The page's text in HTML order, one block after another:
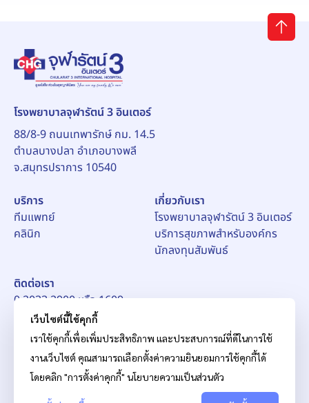
โรงพยาบาลจุฬารัตน์ 3 อินเตอร์
88/8-9 ถนนเทพารักษ์ กม. 14.5
ตำบลบางปลา อำเภอบางพลี
จ.สมุทรปราการ 10540
บริการ
ทีมแพทย์
คลินิก
เกี่ยวกับเรา
โรงพยาบาลจุฬารัตน์ 3 อินเตอร์
บริการสุขภาพสำหรับองค์กร
นักลงทุนสัมพันธ์
ติดต่อเรา
0 2033 2900 หรือ 1609
อีเมล์:pr_ch3@chularat.com
เว็บไซต์นี้ใช้คุกกี้
เราใช้คุกกี้เพื่อเพิ่มประสิทธิภาพ และประสบการณ์ที่ดีในการใช้
งานเว็บไซต์ คุณสามารถเลือกตั้งค่าความยินยอมการใช้คุกกี้ได้
โดยคลิก "การตั้งค่าคุกกี้" นโยบายความเป็นส่วนตัว